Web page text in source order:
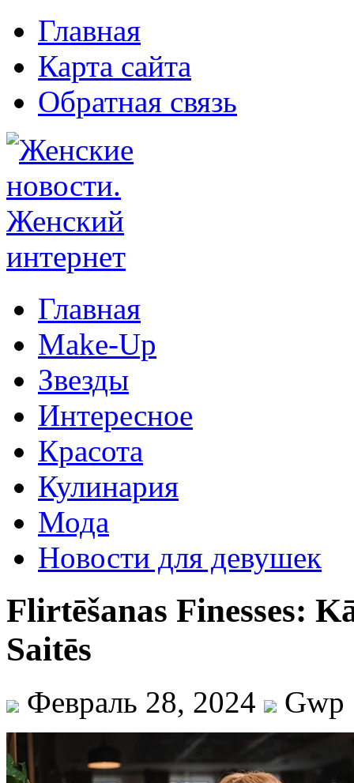
Главная
Карта сайта
Обратная связь
Главная
Make-Up
Звезды
Интересное
Красота
Кулинария
Мода
Новости для девушек
Flirtēšanas Finesses:
Saitēs
Февраль 28, 2024 Gwp